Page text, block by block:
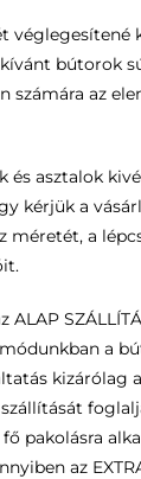
véglegesítené
bútorok
számára az
és asztalok
kérjük a
méretét, a
ALAP
a
kizárólag
pakolásra
az